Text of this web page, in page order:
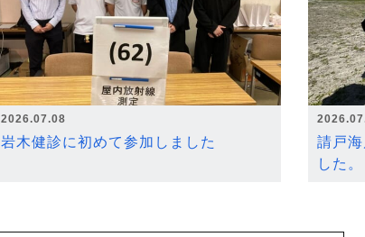
2026.07.08
岩木健診に初めて参加しました
請戸
した。